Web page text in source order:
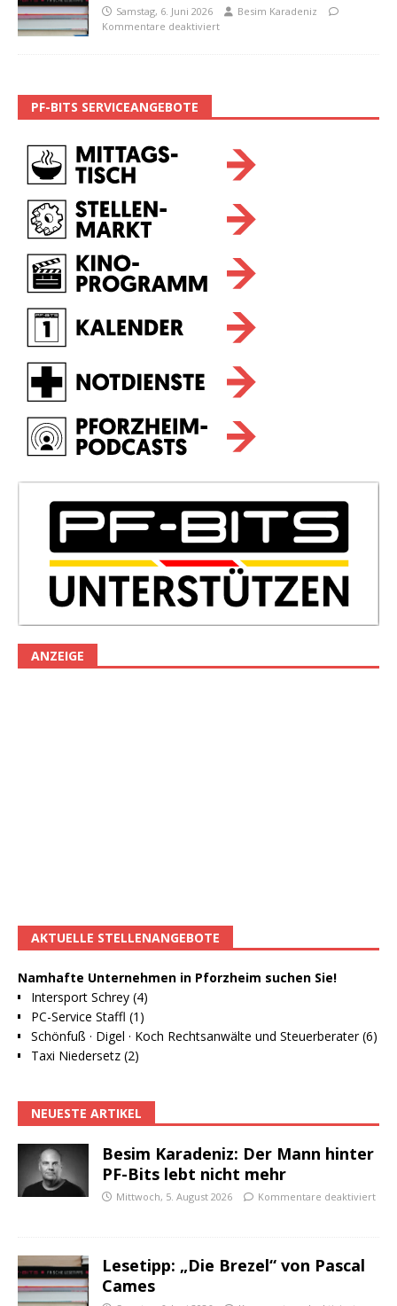
Samstag, 6. Juni 2026
Besim Karadeniz
Kommentare deaktiviert
PF-BITS SERVICEANGEBOTE
ANZEIGE
AKTUELLE STELLENANGEBOTE
Namhafte Unternehmen in Pforzheim suchen Sie!
Intersport Schrey (4)
PC-Service Staffl (1)
Schönfuß · Digel · Koch Rechtsanwälte und Steuerberater (6)
Taxi Niedersetz (2)
NEUESTE ARTIKEL
Besim Karadeniz: Der Mann hinter
PF-Bits lebt nicht mehr
Mittwoch, 5. August 2026 Kommentare deaktiviert
Lesetipp: „Die Brezel“ von Pascal
Cames